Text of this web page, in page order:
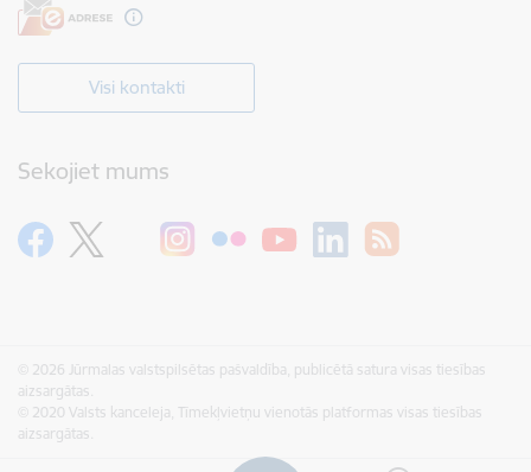
Visi kontakti
Sekojiet mums
© 2026 Jūrmalas valstspilsētas pašvaldība, publicētā satura visas tiesības
aizsargātas.
© 2020 Valsts kanceleja, Tīmekļvietņu vienotās platformas visas tiesības
aizsargātas.